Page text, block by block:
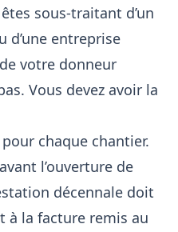
sous-traitant d’un
d’une entreprise
votre donneur
Vous devez avoir la
chaque chantier.
l’ouverture de
décennale doit
à la facture remis au